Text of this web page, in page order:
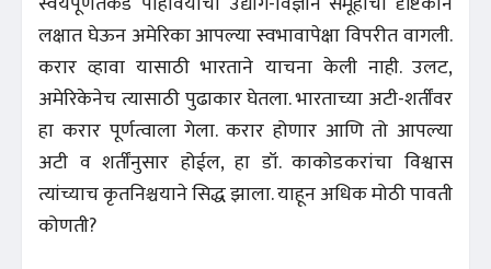
लक्षात घेऊन अमेरिका आपल्या स्वभावापेक्षा विपरीत वागली.
करार व्हावा यासाठी भारताने याचना केली नाही. उलट,
अमेरिकेनेच त्यासाठी पुढाकार घेतला. भारताच्या अटी-शर्तींवर
हा करार पूर्णत्वाला गेला. करार होणार आणि तो आपल्या
अटी व शर्तींनुसार होईल, हा डॉ. काकोडकरांचा विश्वास
त्यांच्याच कृतनिश्चयाने सिद्ध झाला. याहून अधिक मोठी पावती
कोणती?